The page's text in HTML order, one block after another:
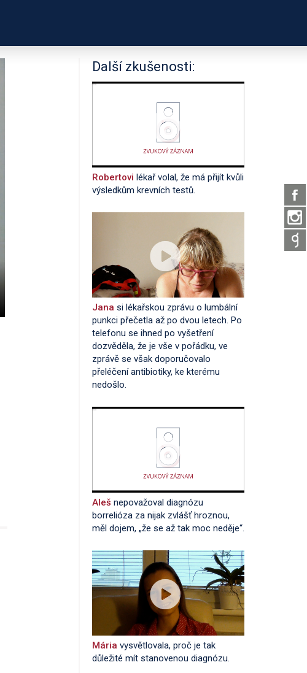
Další zkušenosti:
Robertovi lékař volal, že má přijít kvůli
výsledkům krevních testů.
Jana si lékařskou zprávu o lumbální
punkci přečetla až po dvou letech. Po
telefonu se ihned po vyšetření
dozvěděla, že je vše v pořádku, ve
zprávě se však doporučovalo
přeléčení antibiotiky, ke kterému
nedošlo.
Aleš nepovažoval diagnózu
borrelióza za nijak zvlášť hroznou,
měl dojem, „že se až tak moc neděje“.
Mária vysvětlovala, proč je tak
důležité mít stanovenou diagnózu.